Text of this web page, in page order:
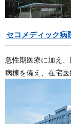
セコメディック病
急性期医療に加え
病棟を備え、在宅医